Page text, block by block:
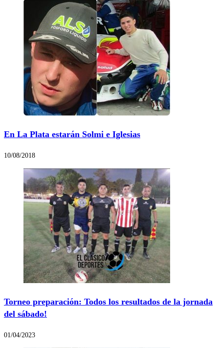
En La Plata estarán Solmi e Iglesias
10/08/2018
Torneo preparación: Todos los resultados de la jornada
del sábado!
01/04/2023